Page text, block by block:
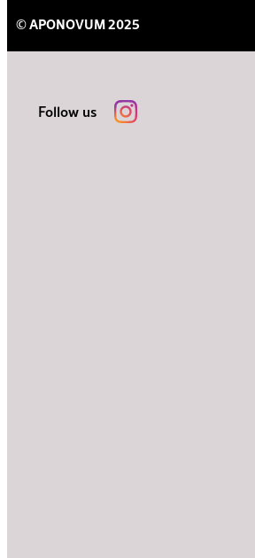
© APONOVUM 2025
Follow us